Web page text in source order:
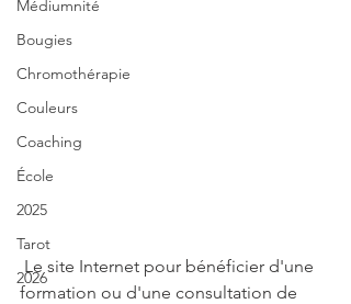
Médiumnité
Bougies
Chromothérapie
Couleurs
Coaching
École
2025
Tarot
2026
formation ou d'une consultation de